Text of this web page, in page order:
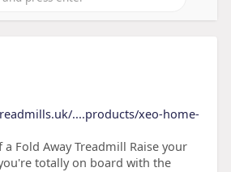
....products/xeo-home-
a Fold Away Treadmill Raise your
totally on board with the